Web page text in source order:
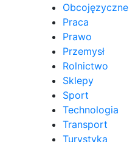
Obcojęzyczne
Praca
Prawo
Przemysł
Rolnictwo
Sklepy
Sport
Technologia
Transport
Turystyka